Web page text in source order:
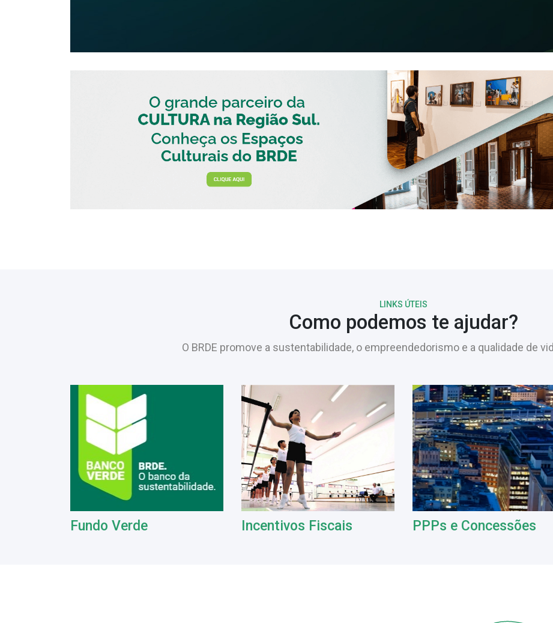
LINKS ÚTEIS
Como podemos te ajudar?
O BRDE promove a sustentabilidade, o empreendedorismo e a qualidade de
Fundo Verde Incentivos Fiscais PPPs e Concessões